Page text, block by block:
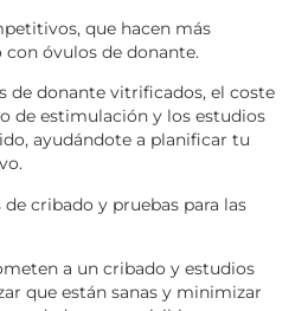
que hacen más
óvulos de donante.
de donante vitrificados, el coste
de estimulación y los estudios
ayudándote a planificar tu
cribado y pruebas para las
a un cribado y estudios
que están sanas y minimizar